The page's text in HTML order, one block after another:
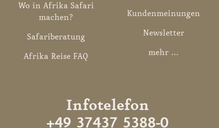
Wo in Afrika Safari
machen?
Safariberatung
Afrika Reise FAQ
Kundenmeinungen
Newsletter
mehr ...
Infotelefon
+49 37437 5388-0